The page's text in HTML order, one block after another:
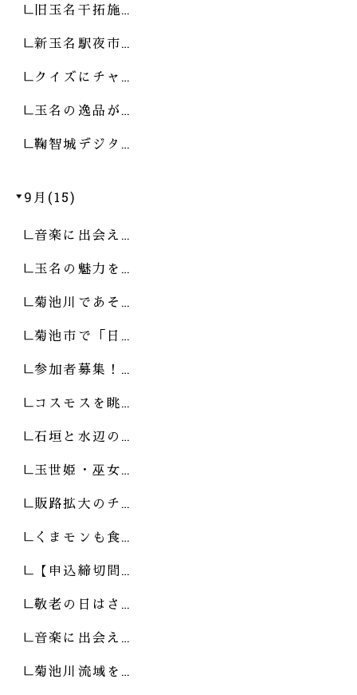
旧玉名干拓施…
新玉名駅夜市…
クイズにチャ…
玉名の逸品が…
鞠智城デジタ…
9月(15)
音楽に出会え…
玉名の魅力を…
菊池川であそ…
菊池市で「日…
参加者募集！…
コスモスを眺…
石垣と水辺の…
玉世姫・巫女…
販路拡大のチ…
くまモンも食…
【申込締切間…
敬老の日はさ…
音楽に出会え…
菊池川流域を…